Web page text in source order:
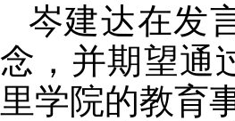
岑建达在发
念，并期望通
里学院的教育